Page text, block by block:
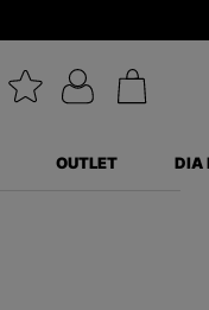
OUTLET DIA